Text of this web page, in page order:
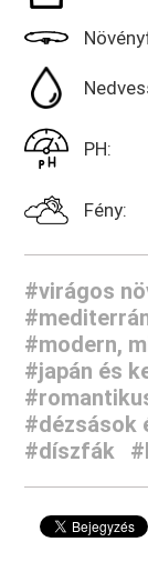
PH:
Fény:
#virágos
#modern,
#japán és
#dézsások
#díszfák